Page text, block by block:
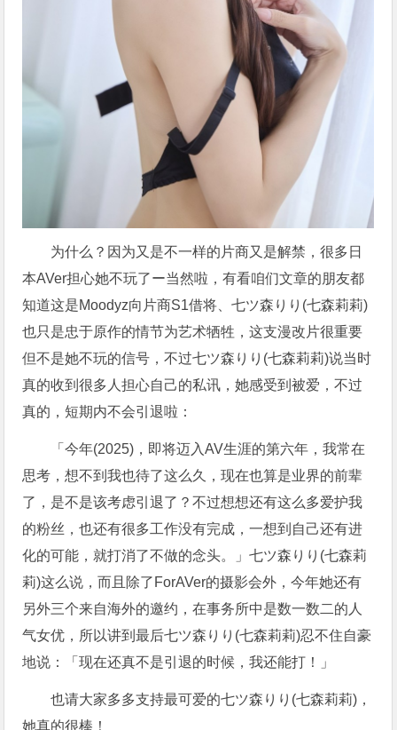
为什么？因为又是不一样的片商又是解禁，很多日
本AVer担心她不玩了ー当然啦，有看咱们文章的朋友都
知道这是Moodyz向片商S1借将、七ツ森りり(七森莉莉)
也只是忠于原作的情节为艺术牺牲，这支漫改片很重要
但不是她不玩的信号，不过七ツ森りり(七森莉莉)说当时
真的收到很多人担心自己的私讯，她感受到被爱，不过
真的，短期内不会引退啦：
「今年(2025)，即将迈入AV生涯的第六年，我常在
思考，想不到我也待了这么久，现在也算是业界的前辈
了，是不是该考虑引退了？不过想想还有这么多爱护我
的粉丝，也还有很多工作没有完成，一想到自己还有进
化的可能，就打消了不做的念头。」七ツ森りり(七森莉
莉)这么说，而且除了ForAVer的摄影会外，今年她还有
另外三个来自海外的邀约，在事务所中是数一数二的人
气女优，所以讲到最后七ツ森りり(七森莉莉)忍不住自豪
地说：「现在还真不是引退的时候，我还能打！」
也请大家多多支持最可爱的七ツ森りり(七森莉莉)，
她真的很棒！